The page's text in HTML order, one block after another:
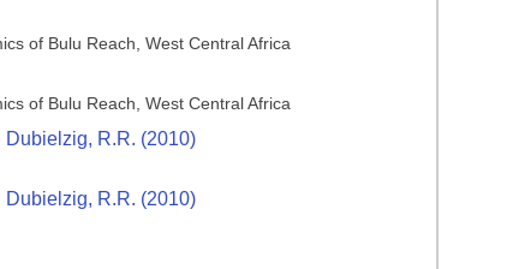
of Bulu Reach, West Central Africa
of Bulu Reach, West Central Africa
Dubielzig, R.R. (2010)
Dubielzig, R.R. (2010)